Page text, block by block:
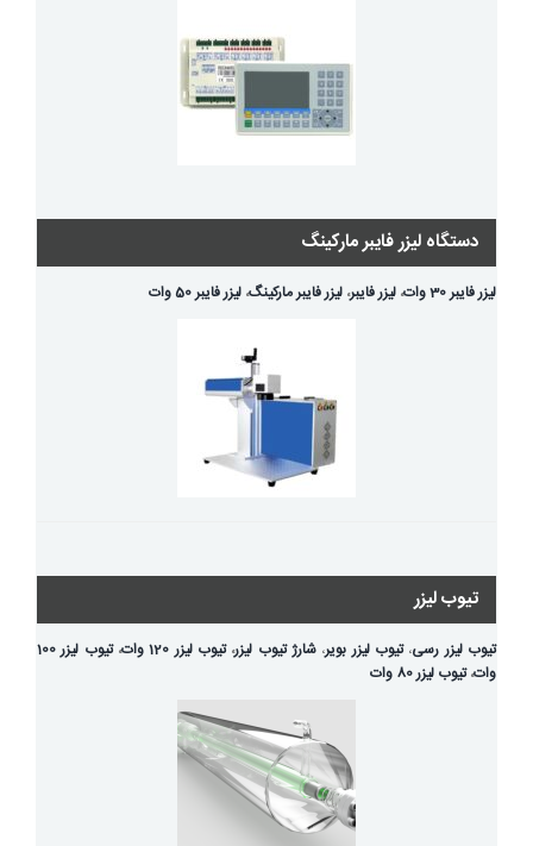
دستگاه لیزر فایبر مارکینگ
لیزر فایبر 30 وات ، لیزر فایبر، لیزر فایبر مارکینگ، لیزر فایبر 50 وات
تیوب لیزر
تیوب لیزر رسی،تیوب لیزر بویر، شارژ تیوب لیزر،تیوب لیزر 120 وات ،
تیوب لیزر 100
وات،تیوب لیزر 80 وات